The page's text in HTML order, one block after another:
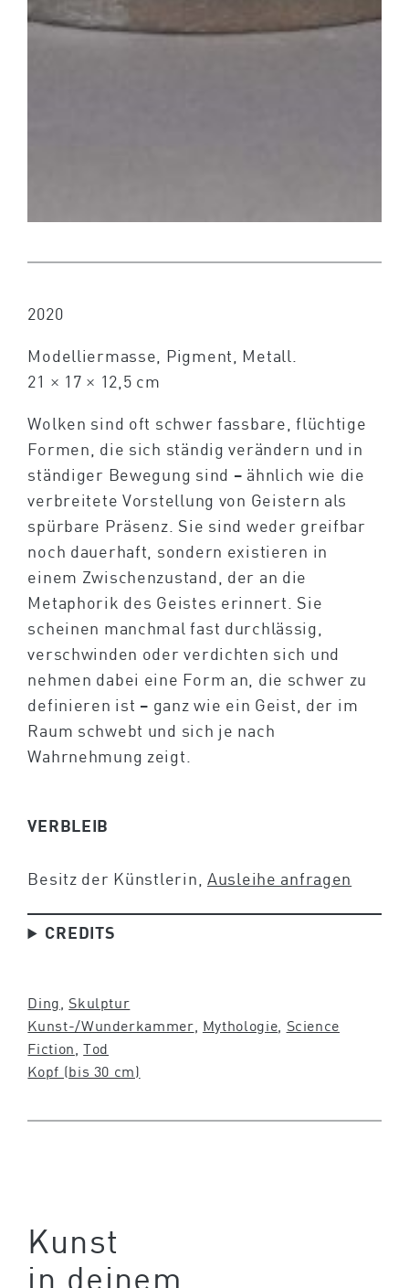
2020
Modelliermasse, Pigment, Metall.
21 × 17 × 12,5 cm
Wolken sind oft schwer fassbare, flüchtige
Formen, die sich ständig verändern und in
ständiger Bewegung sind – ähnlich wie die
verbreitete Vorstellung von Geistern als
spürbare Präsenz. Sie sind weder greifbar
noch dauerhaft, sondern existieren in
einem Zwischenzustand, der an die
Metaphorik des Geistes erinnert. Sie
scheinen manchmal fast durchlässig,
verschwinden oder verdichten sich und
nehmen dabei eine Form an, die schwer zu
definieren ist – ganz wie ein Geist, der im
Raum schwebt und sich je nach
Wahrnehmung zeigt.
VERBLEIB
Besitz der Künstlerin, Ausleihe anfragen
CREDITS
Ding
Skulptur
Kunst-/Wunderkammer Mythologie Science
Fiction , Tod
Kopf (bis 30 cm)
Kunst
in deinem